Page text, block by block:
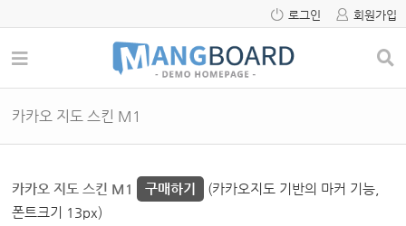
로그인 회원가입
카카오 지도 스킨 M1
카카오 지도 스킨 M1 구매하기
(카카오지도 기반의 마커 기능,
폰트크기 13px)